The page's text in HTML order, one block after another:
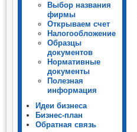
Выбор названия
фирмы
Открываем счет
Налогообложение
Образцы
документов
Нормативные
документы
Полезная
информация
Идеи бизнеса
Бизнес-план
Обратная связь